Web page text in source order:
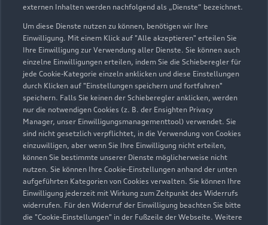
externen Inhalten werden nachfolgend als „Dienste“ bezeichnet.
Um diese Dienste nutzen zu können, benötigen wir Ihre
Einwilligung. Mit einem Klick auf "Alle akzeptieren" erteilen Sie
Ihre Einwilligung zur Verwendung aller Dienste. Sie können auch
einzelne Einwilligungen erteilen, indem Sie die Schieberegler für
jede Cookie-Kategorie einzeln anklicken und diese Einstellungen
durch Klicken auf "Einstellungen speichern und fortfahren"
speichern. Falls Sie keinen der Schieberegler anklicken, werden
nur die notwendigen Cookies (z. B. der Ensighten Privacy
Manager, unser Einwilligungsmanagementtool) verwendet. Sie
sind nicht gesetzlich verpflichtet, in die Verwendung von Cookies
einzuwilligen, aber wenn Sie Ihre Einwilligung nicht erteilen,
können Sie bestimmte unserer Dienste möglicherweise nicht
nutzen. Sie können Ihre Cookie-Einstellungen anhand der unten
aufgeführten Kategorien von Cookies verwalten. Sie können Ihre
Einwilligung jederzeit mit Wirkung zum Zeitpunkt des Widerrufs
widerrufen. Für den Widerruf der Einwilligung beachten Sie bitte
die "Cookie-Einstellungen" in der Fußzeile der Webseite. Weitere
Öffnungszeiten
Service
Geschlossen,öffnet amDonnerstag
07:00
Teile- und Zubehörverkauf
Geschlossen,öffnet amDonnerstag
07:00